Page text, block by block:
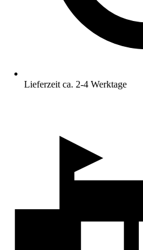
Lieferzeit ca. 2-4 Werktage